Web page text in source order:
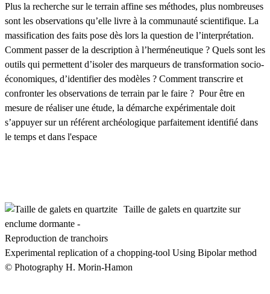
Plus la recherche sur le terrain affine ses méthodes, plus nombreuses
sont les observations qu’elle livre à la communauté scientifique. La
massification des faits pose dès lors la question de l’interprétation.
Comment passer de la description à l’herméneutique ? Quels sont les
outils qui permettent d’isoler des marqueurs de transformation socio-
économiques, d’identifier des modèles ? Comment transcrire et
confronter les observations de terrain par le faire ? Pour être en
mesure de réaliser une étude, la démarche expérimentale doit
s’appuyer sur un référent archéologique parfaitement identifié dans
le temps et dans l'espace
Taille de galets en quartzite sur
enclume dormante -
Reproduction de tranchoirs
Experimental replication of a chopping-tool Using Bipolar method
© Photography H. Morin-Hamon